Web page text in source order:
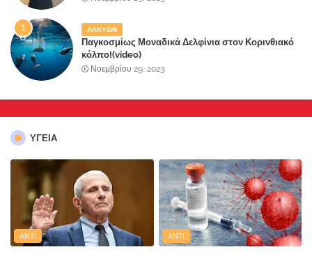
ΑΛΚΥΩΝ
Παγκοσμίως Μοναδικά Δελφίνια στον Κορινθιακό
κόλπο!(video)
Νοεμβρίου 29, 2023
ΥΓΕΙΑ
ANTI ANTI